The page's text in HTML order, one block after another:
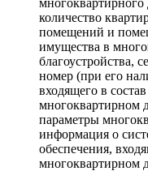
количество
помещений и
имущества в
благоустройства,
номер (при его
входящего в
многоквартирном
параметры
информация о
обеспечения,
многоквартирном